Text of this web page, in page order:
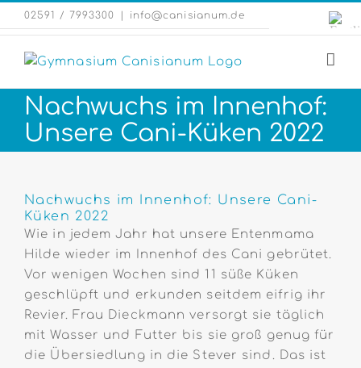
Zum
Inhalt
springen
02591 / 7993300 info@canisianum.de
Nachwuchs im Innenhof:
Unsere Cani-Küken 2022
grösseres
Bild
Nachwuchs im Innenhof: Unsere Cani-
Küken 2022
Wie in jedem Jahr hat unsere Entenmama
Hilde wieder im Innenhof des Cani gebrütet.
Vor wenigen Wochen sind 11 süße Küken
geschlüpft und erkunden seitdem eifrig ihr
Revier. Frau Dieckmann versorgt sie täglich
mit Wasser und Futter bis sie groß genug für
die Übersiedlung in die Stever sind. Das ist